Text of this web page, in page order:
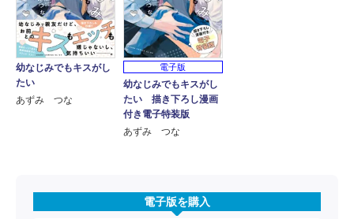
幼なじみでもキスがし
たい
あずみ つな
電子版
幼なじみでもキスがし
たい 描き下ろし漫画
付き電子特装版
あずみ つな
電子版を購入